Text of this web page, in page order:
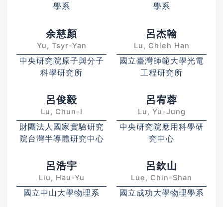
學系
學系
余慈顏
Yu, Tsyr-Yan
中央研究院原子與分子
科學研究所
呂杰翰
Lu, Chieh Han
國立臺灣師範大學光電
工程研究所
呂俊毅
Lu, Chun-I
財團法人國家實驗研究
院台灣半導體研究中心
呂宥蓉
Lu, Yu-Jung
中央研究院應用科學研
究中心
呂浩宇
Liu, Hau-Yu
國立中山大學物理系
呂欽山
Lue, Chin-Shan
國立成功大學物理學系